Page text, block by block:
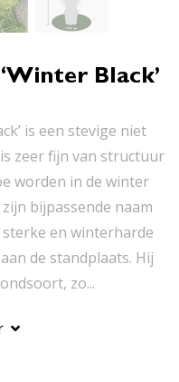
Black’
is een stevige niet
zeer fijn van structuur
worden in de winter
bijpassende naam
sterke en winterharde
de standplaats. Hij
zo...